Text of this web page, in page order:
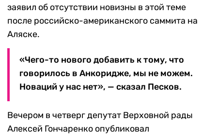
заявил об отсутствии новизны в этой теме
после российско-американского саммита на
Аляске.
«Чего-то нового добавить к тому, что
говорилось в Анкоридже, мы не можем.
Новаций у нас нет», — сказал Песков.
Вечером в четверг депутат Верховной рады
Алексей Гончаренко опубликовал